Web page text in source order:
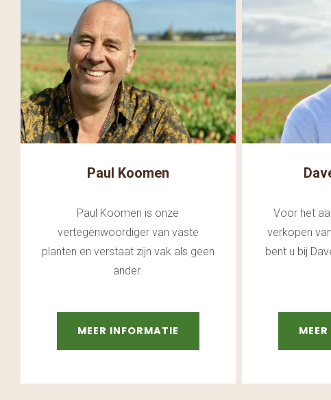
Paul Koomen
Paul Koomen is onze
vertegenwoordiger van vaste
planten en verstaat zijn vak als geen
ander.
MEER INFORMATIE
Voor het
verkopen
bent u bij